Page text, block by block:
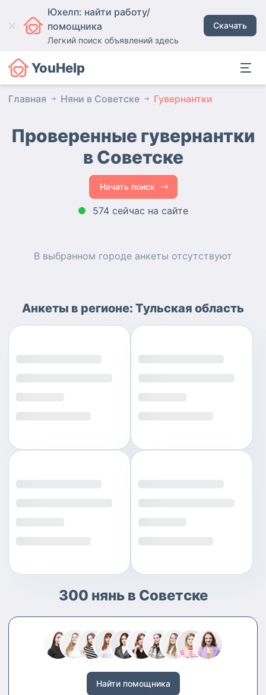
Юхелп: найти работу/
помощника
Легкий поиск объявлений здесь
Скачать
YouHelp
Главная Няни в Советске Гувернантки
Проверенные гувернантки
в Советске
Начать поиск
574 сейчас на сайте
В выбранном городе анкеты отсутствуют
Анкеты в регионе: Тульская область
300 нянь в Советске
Найти помощника